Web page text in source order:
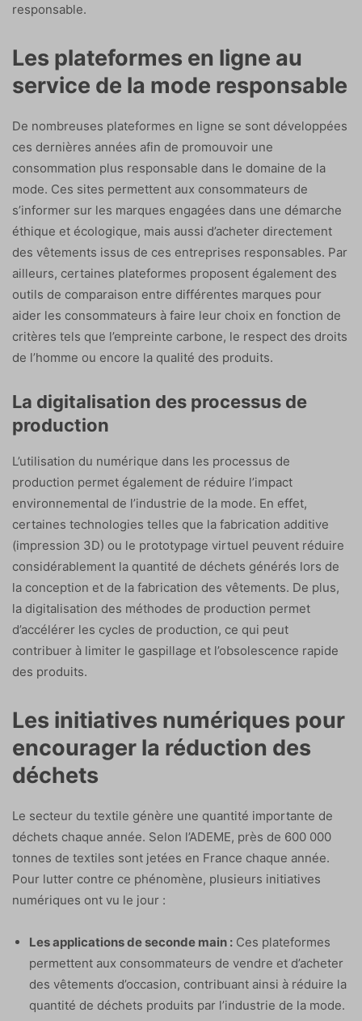
responsable.
Les plateformes en ligne au
service de la mode responsable
De nombreuses plateformes en ligne se sont développées
ces dernières années afin de promouvoir une
consommation plus responsable dans le domaine de la
mode. Ces sites permettent aux consommateurs de
s’informer sur les marques engagées dans une démarche
éthique et écologique, mais aussi d’acheter directement
des vêtements issus de ces entreprises responsables. Par
ailleurs, certaines plateformes proposent également des
outils de comparaison entre différentes marques pour
aider les consommateurs à faire leur choix en fonction de
critères tels que l’empreinte carbone, le respect des droits
de l’homme ou encore la qualité des produits.
La digitalisation des processus de
production
L’utilisation du numérique dans les processus de
production permet également de réduire l’impact
environnemental de l’industrie de la mode. En effet,
certaines technologies telles que la fabrication additive
(impression 3D) ou le prototypage virtuel peuvent réduire
considérablement la quantité de déchets générés lors de
la conception et de la fabrication des vêtements. De plus,
la digitalisation des méthodes de production permet
d’accélérer les cycles de production, ce qui peut
contribuer à limiter le gaspillage et l’obsolescence rapide
des produits.
Les initiatives numériques pour
encourager la réduction des
déchets
Le secteur du textile génère une quantité importante de
déchets chaque année. Selon l’ADEME, près de 600 000
tonnes de textiles sont jetées en France chaque année.
Pour lutter contre ce phénomène, plusieurs initiatives
numériques ont vu le jour :
Les applications de seconde main : Ces plateformes
permettent aux consommateurs de vendre et d’acheter
des vêtements d’occasion, contribuant ainsi à réduire la
quantité de déchets produits par l’industrie de la mode.